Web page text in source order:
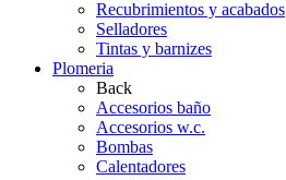
Recubrimientos y acabados
Selladores
Tintas y barnizes
Plomeria
Back
Accesorios baño
Accesorios w.c.
Bombas
Calentadores